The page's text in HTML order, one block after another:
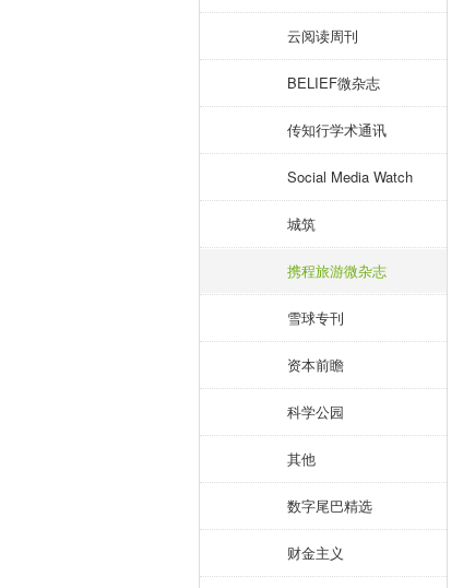
云阅读周刊
BELIEF微杂志
传知行学术通讯
Social Media Watch
城筑
携程旅游微杂志
雪球专刊
资本前瞻
科学公园
其他
数字尾巴精选
财金主义